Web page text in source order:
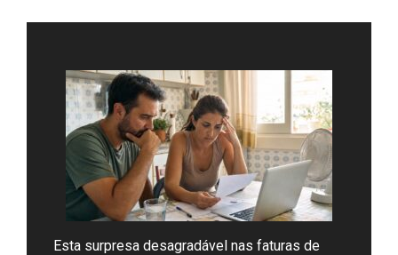
Esta surpresa desagradável nas faturas de